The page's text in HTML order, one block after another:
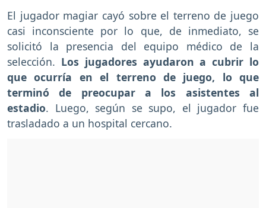
El jugador magiar cayó sobre el terreno de juego
casi inconsciente por lo que, de inmediato, se
solicitó la presencia del equipo médico de la
selección. Los jugadores ayudaron a cubrir lo
que ocurría en el terreno de juego, lo que
terminó de preocupar a los asistentes al
estadio. Luego, según se supo, el jugador fue
trasladado a un hospital cercano.